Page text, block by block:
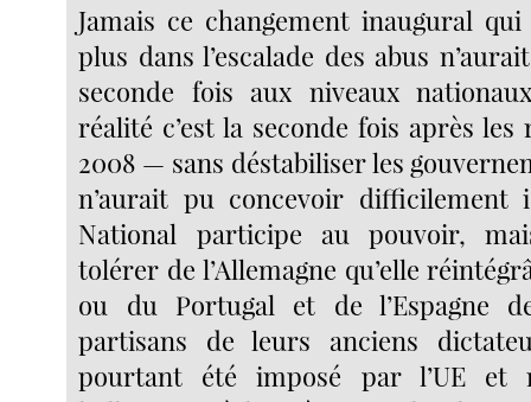
Jamais ce changement inaugural
plus dans l’escalade des abus
seconde fois aux niveaux
réalité c’est la seconde fois après
2008 — sans déstabiliser les
n’aurait pu concevoir
National participe au pouvoir,
tolérer de l’Allemagne qu’elle
ou du Portugal et de l’Espagne
partisans de leurs anciens
pourtant été imposé par l’UE et